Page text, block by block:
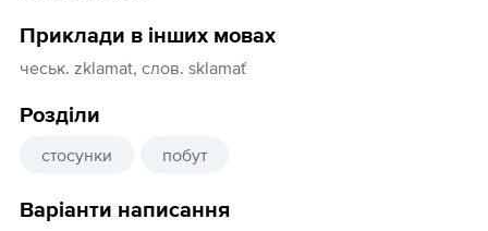
Приклади в інших мовах
чеськ. zklamat, слов. sklamať
Розділи
стосунки побут
Варіанти написання